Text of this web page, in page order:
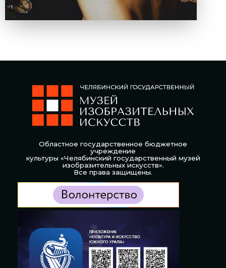
Областное государственное бюджетное
учреждение
культуры «Челябинский государственный музей
изобразительных искусств».
Все права защищены.